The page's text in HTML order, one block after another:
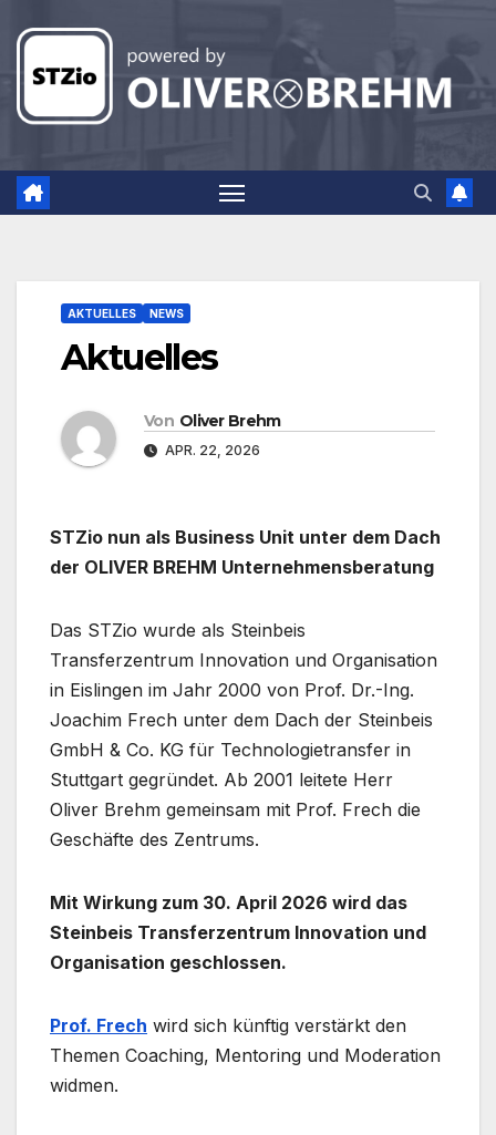
Inhalt
springen
AKTUELLES NEWS
Aktuelles
Von Oliver Brehm
APR. 22, 2026
STZio nun als Business Unit unter dem Dach
der OLIVER BREHM Unternehmensberatung
Das STZio wurde als Steinbeis
Transferzentrum Innovation und Organisation
in Eislingen im Jahr 2000 von Prof. Dr.-Ing.
Joachim Frech unter dem Dach der Steinbeis
GmbH & Co. KG für Technologietransfer in
Stuttgart gegründet. Ab 2001 leitete Herr
Oliver Brehm gemeinsam mit Prof. Frech die
Geschäfte des Zentrums.
Mit Wirkung zum 30. April 2026 wird das
Steinbeis Transferzentrum Innovation und
Organisation geschlossen.
Prof. Frech wird sich künftig verstärkt den
Themen Coaching, Mentoring und Moderation
widmen.